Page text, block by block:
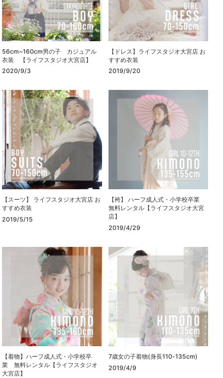
56cm~160cm男の子 カジュアル
衣装 【ライフスタジオ大宮店】
2020/9/3
【ドレス】ライフスタジオ大宮店 お
すすめ衣装
2019/9/20
【スーツ】 ライフスタジオ大宮店 お
すすめ衣装
2019/5/15
【袴】 ハーフ成人式・小学校卒業
無料レンタル【ライフスタジオ大宮
店】
2019/4/29
【着物】ハーフ成人式・小学校卒
業 無料レンタル【ライフスタジオ
大宮店】
7歳女の子着物(身長110-135cm)
2019/4/9